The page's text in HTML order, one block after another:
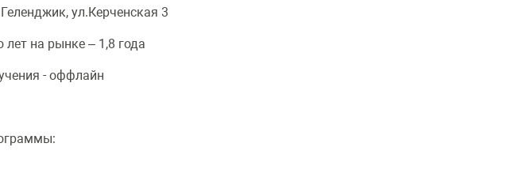
ул.Керченская 3
лет на рынке – 1,8 года
- оффлайн